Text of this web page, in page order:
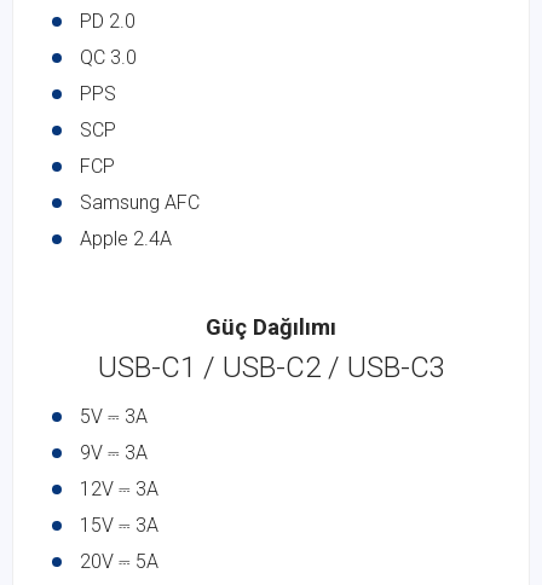
PD 2.0
QC 3.0
PPS
SCP
FCP
Samsung AFC
Apple 2.4A
Güç Dağılımı
USB-C1 / USB-C2 / USB-C3
5V ⎓ 3A
9V ⎓ 3A
12V ⎓ 3A
15V ⎓ 3A
20V ⎓ 5A